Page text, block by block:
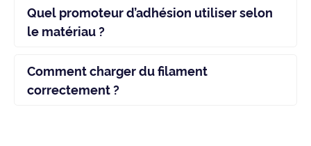
Quel promoteur d’adhésion utiliser selon
le matériau ?
Comment charger du filament
correctement ?